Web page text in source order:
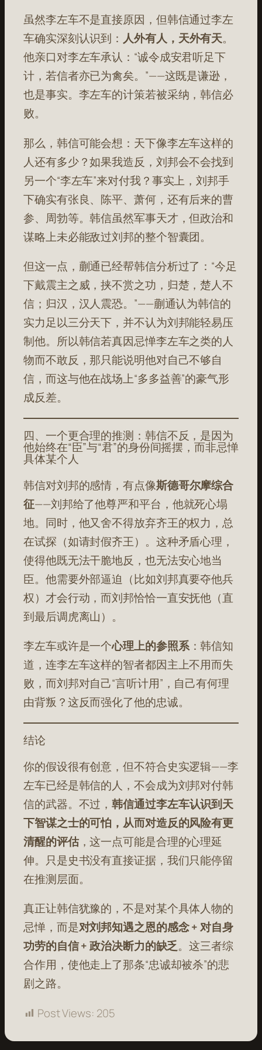
虽然李左车不是直接原因，但韩信通过李左
车确实深刻认识到： 人外有人，天外有天。
他亲口对李左车承认：“诚令成安君听足下
计，若信者亦已为禽矣。”——这既是谦逊，
也是事实。李左车的计策若被采纳，韩信必
败。
那么，韩信可能会想：天下像李左车这样的
人还有多少？如果我造反，刘邦会不会找到
另一个“李左车”来对付我？事实上，刘邦手
下确实有张良、陈平、萧何，还有后来的曹
参、周勃等。韩信虽然军事天才，但政治和
谋略上未必能敌过刘邦的整个智囊团。
但这一点，蒯通已经帮韩信分析过了：“今足
下戴震主之威，挟不赏之功，归楚，楚人不
信；归汉，汉人震恐。”——蒯通认为韩信的
实力足以三分天下，并不认为刘邦能轻易压
制他。所以韩信若真因忌惮李左车之类的人
物而不敢反，那只能说明他对自己不够自
信，而这与他在战场上“多多益善”的豪气形
成反差。
四、一个更合理的推测：韩信不反，是因为
他始终在“臣”与“君”的身份间摇摆，而非忌惮
具体某个人
韩信对刘邦的感情，有点像斯德哥尔摩综合
征——刘邦给了他尊严和平台，他就死心塌
地。同时，他又舍不得放弃齐王的权力，总
在试探（如请封假齐王）。这种矛盾心理，
使得他既无法干脆地反，也无法安心地当
臣。他需要外部逼迫（比如刘邦真要夺他兵
权）才会行动，而刘邦恰恰一直安抚他（直
到最后调虎离山）。
李左车或许是一个心理上的参照系：韩信知
道，连李左车这样的智者都因主上不用而失
败，而刘邦对自己“言听计用”，自己有何理
由背叛？这反而强化了他的忠诚。
结论
你的假设很有创意，但不符合史实逻辑——李
左车已经是韩信的人，不会成为刘邦对付韩
信的武器。不过，韩信通过李左车认识到天
下智谋之士的可怕，从而对造反的风险有更
清醒的评估，这一点可能是合理的心理延
伸。只是史书没有直接证据，我们只能停留
在推测层面。
真正让韩信犹豫的，不是对某个具体人物的
忌惮，而是对刘邦知遇之恩的感念 + 对自身
功劳的自信 + 政治决断力的缺乏。这三者综
合作用，使他走上了那条“忠诚却被杀”的悲
剧之路。
Post Views: 205